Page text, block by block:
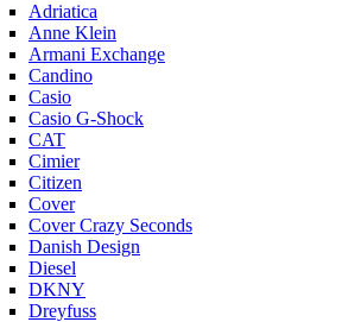
Adriatica
Anne Klein
Armani Exchange
Candino
Casio
Casio G-Shock
CAT
Cimier
Citizen
Cover
Cover Crazy Seconds
Danish Design
Diesel
DKNY
Dreyfuss